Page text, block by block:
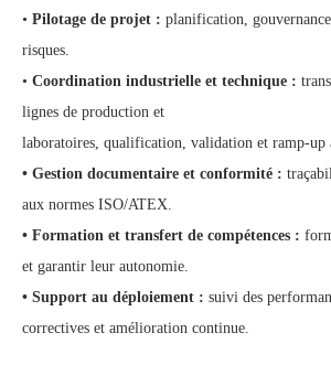
• Pilotage de projet : planification,
risques.
• Coordination industrielle et technique :
lignes de production et
laboratoires, qualification, validation et ramp-up
• Gestion documentaire et conformité :
aux normes ISO/ATEX.
• Formation et transfert de compétences :
et garantir leur autonomie.
• Support au déploiement : suivi des
correctives et amélioration continue.